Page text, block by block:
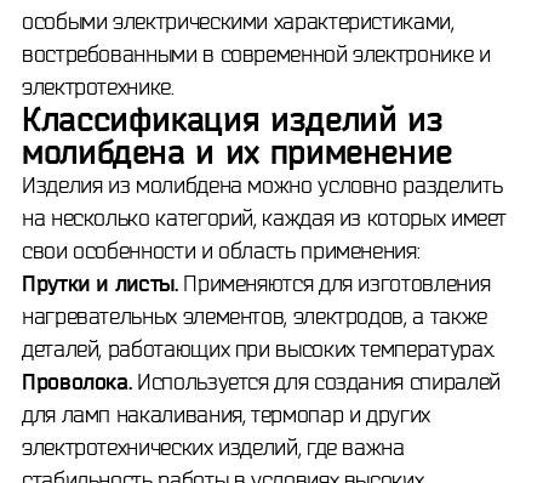
особыми электрическими характеристиками,
востребованными в современной электронике и
электротехнике.
Классификация изделий из
молибдена и их применение
Изделия из молибдена можно условно разделить
на несколько категорий, каждая из которых имеет
свои особенности и область применения:
Прутки и листы.Применяются для изготовления
нагревательных элементов, электродов, а также
деталей, работающих при высоких температурах.
Проволока.Используется для создания спиралей
для ламп накаливания, термопар и других
электротехнических изделий, где важна